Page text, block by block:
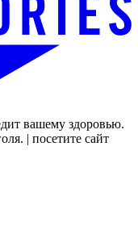
вашему здоровью.
| посетите сайт